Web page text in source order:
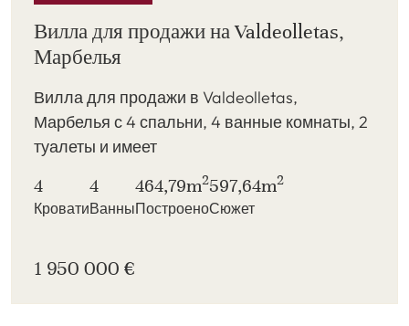
Вилла для продажи на Valdeolletas,
Марбелья
Вилла для продажи в Valdeolletas,
Марбелья с 4 спальни, 4 ванные комнаты, 2
туалеты и имеет
4
Кровати
4
Ванны
464,79m2
Построено
597,64m2
Сюжет
1 950 000 €